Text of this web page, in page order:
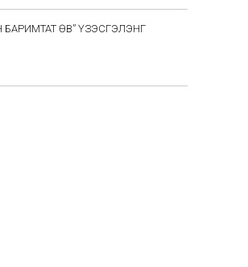
БАРИМТАТ ӨВ” ҮЗЭСГЭЛЭНГ